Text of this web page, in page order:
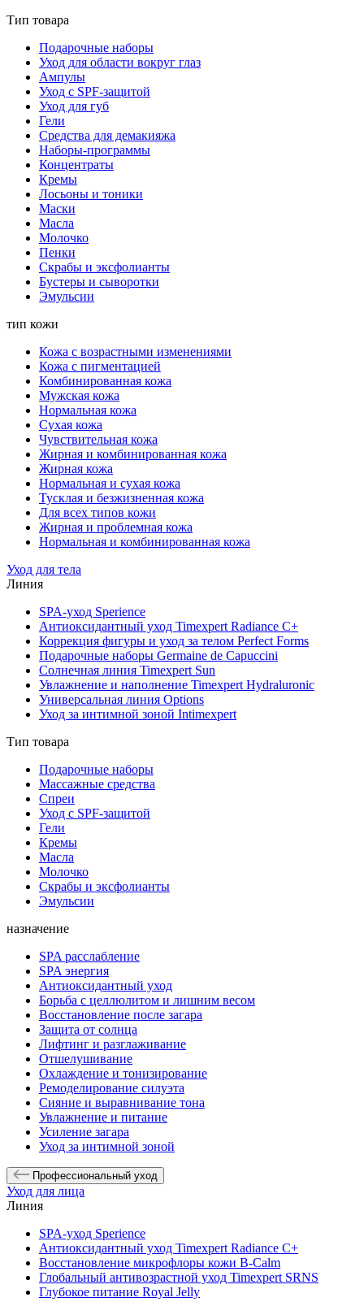
Тип товара
Подарочные наборы
Уход для области вокруг глаз
Ампулы
Уход с SPF-защитой
Уход для губ
Гели
Средства для демакияжа
Наборы-программы
Концентраты
Кремы
Лосьоны и тоники
Маски
Масла
Молочко
Пенки
Скрабы и эксфолианты
Бустеры и сыворотки
Эмульсии
тип кожи
Кожа с возрастными изменениями
Кожа с пигментацией
Комбинированная кожа
Мужская кожа
Нормальная кожа
Сухая кожа
Чувствительная кожа
Жирная и комбинированная кожа
Жирная кожа
Нормальная и сухая кожа
Тусклая и безжизненная кожа
Для всех типов кожи
Жирная и проблемная кожа
Нормальная и комбинированная кожа
Уход для тела
Линия
SPA-уход Sperience
Антиоксидантный уход Timexpert Radiance C+
Коррекция фигуры и уход за телом Perfect Forms
Подарочные наборы Germaine de Capuccini
Солнечная линия Timexpert Sun
Увлажнение и наполнение Timexpert Hydraluronic
Универсальная линия Options
Уход за интимной зоной Intimexpert
Тип товара
Подарочные наборы
Массажные средства
Спреи
Уход с SPF-защитой
Гели
Кремы
Масла
Молочко
Скрабы и эксфолианты
Эмульсии
назначение
SPA расслабление
SPA энергия
Антиоксидантный уход
Борьба с целлюлитом и лишним весом
Восстановление после загара
Защита от солнца
Лифтинг и разглаживание
Отшелушивание
Охлаждение и тонизирование
Ремоделирование силуэта
Сияние и выравнивание тона
Увлажнение и питание
Усиление загара
Уход за интимной зоной
Профессиональный уход
Уход для лица
Линия
SPA-уход Sperience
Антиоксидантный уход Timexpert Radiance C+
Восстановление микрофлоры кожи B-Calm
Глобальный антивозрастной уход Timexpert SRNS
Глубокое питание Royal Jelly